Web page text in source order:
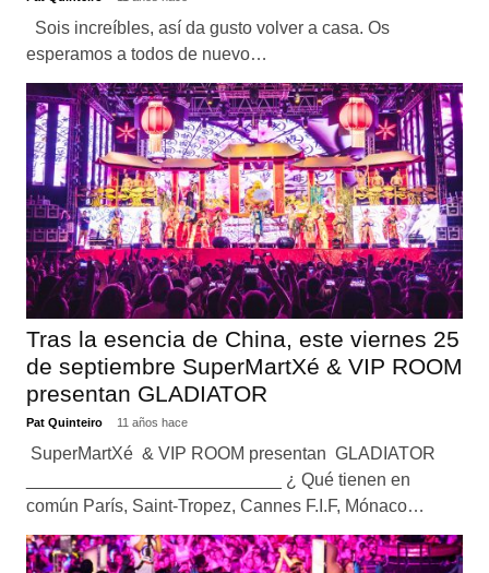
Sois increíbles, así da gusto volver a casa. Os
esperamos a todos de nuevo…
Tras la esencia de China, este viernes 25
de septiembre SuperMartXé & VIP ROOM
presentan GLADIATOR
Pat Quinteiro 11 años hace
SuperMartXé & VIP ROOM presentan GLADIATOR
__________________________ ¿ Qué tienen en
común París, Saint-Tropez, Cannes F.I.F, Mónaco…